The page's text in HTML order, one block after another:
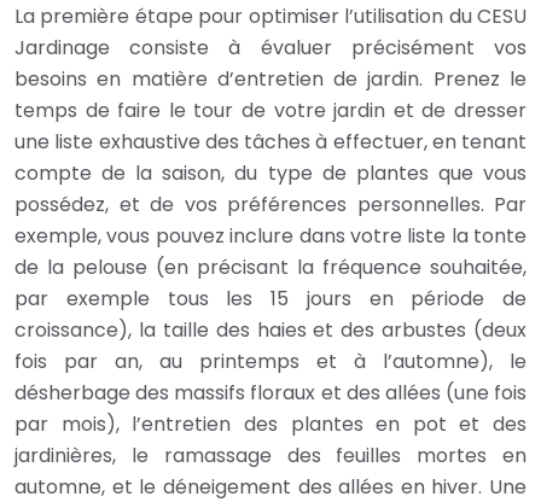
La première étape pour optimiser l’utilisation du CESU
Jardinage consiste à évaluer précisément vos
besoins en matière d’entretien de jardin. Prenez le
temps de faire le tour de votre jardin et de dresser
une liste exhaustive des tâches à effectuer, en tenant
compte de la saison, du type de plantes que vous
possédez, et de vos préférences personnelles. Par
exemple, vous pouvez inclure dans votre liste la tonte
de la pelouse (en précisant la fréquence souhaitée,
par exemple tous les 15 jours en période de
croissance), la taille des haies et des arbustes (deux
fois par an, au printemps et à l’automne), le
désherbage des massifs floraux et des allées (une fois
par mois), l’entretien des plantes en pot et des
jardinières, le ramassage des feuilles mortes en
automne, et le déneigement des allées en hiver. Une